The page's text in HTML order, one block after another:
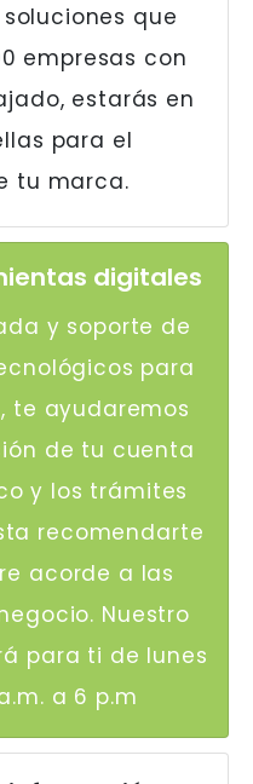
que
empresas con
estarás en
para el
tu marca.
digitales
y soporte de
para
te ayudaremos
de tu cuenta
y los trámites
recomendarte
acorde a las
Nuestro
para ti de lunes
a 6 p.m